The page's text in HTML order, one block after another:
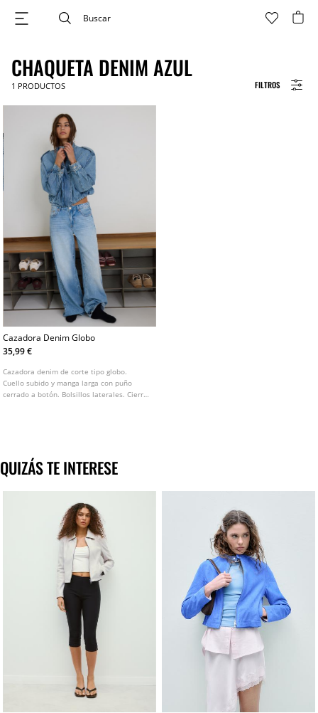
FILTROS
CHAQUETA DENIM AZUL
1 PRODUCTOS
Cazadora Denim Globo
35,99 €
Cazadora denim de corte tipo globo.
Cuello subido y manga larga con puño
cerrado a botón. Bolsillos laterales. Cierre
QUIZÁS TE INTERESE